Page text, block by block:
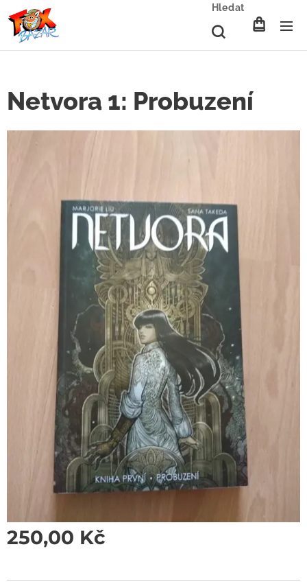
Hledat
Netvora 1: Probuzení
250,00 Kč